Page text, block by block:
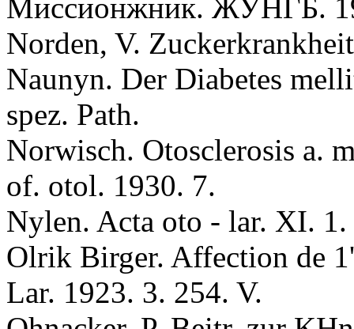
Миссионжник. ЖУНГБ.
Nоrden, V.
Naunyn. Der Diabetes
spez. Path.
Nоrwisсh. Otosclerosis a.
of. otol. 1930. 7.
Nуlen. Acta oto - lar. XI. 1.
Olrik Birger. Affection de
Lar. 1923. 3. 254. V.